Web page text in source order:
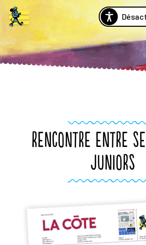
RENCONTRE ENTRE
JUNIORS